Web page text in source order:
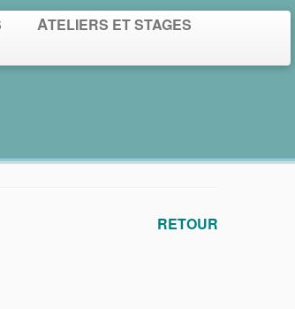
ATELIERS ET STAGES
RETOUR